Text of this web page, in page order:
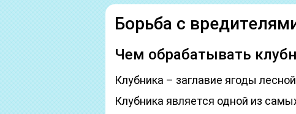
Борьба с
Чем обрабатывать
Клубника – заглавие ягоды
Клубника является одной из